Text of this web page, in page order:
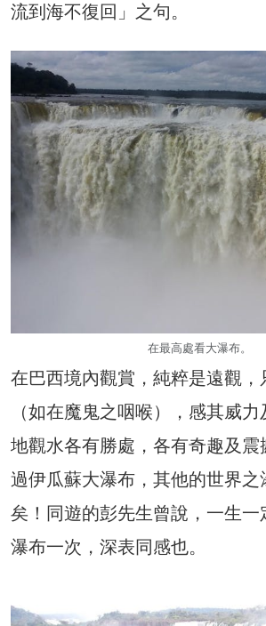
流到海不復回」之句。
在最高處看大瀑布。
在巴西境內觀賞，純粹是遠觀，
（如在魔鬼之咽喉），感其威
地觀水各有勝處，各有奇趣及
過伊瓜蘇大瀑布，其他的世界之
矣！同遊的彭先生曾說，一生一
瀑布一次，深表同感也。